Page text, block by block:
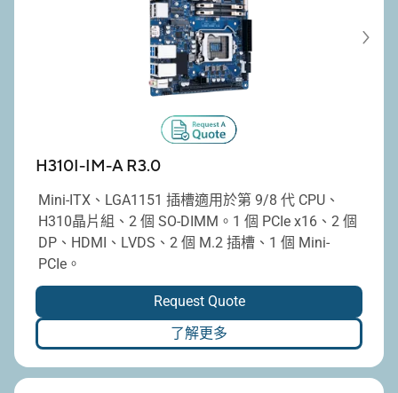
H310I-IM-A R3.0
Mini-ITX、LGA1151 插槽適用於第 9/8 代 CPU、
H310晶片組、2 個 SO-DIMM。1 個 PCIe x16、2 個
DP、HDMI、LVDS、2 個 M.2 插槽、1 個 Mini-
PCIe。
Request Quote
了解更多